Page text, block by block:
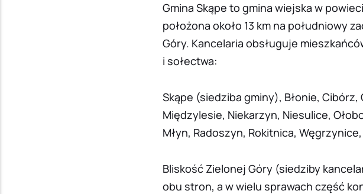
Gmina Skąpe to gmina wiejska w
położona około 13 km na południowy
Góry. Kancelaria obsługuje
i sołectwa:
Skąpe (siedziba gminy), Błonie, Cibórz,
Międzylesie, Niekarzyn, Niesulice,
Młyn, Radoszyn, Rokitnica,
Bliskość Zielonej Góry (siedziby
obu stron, a w wielu sprawach część